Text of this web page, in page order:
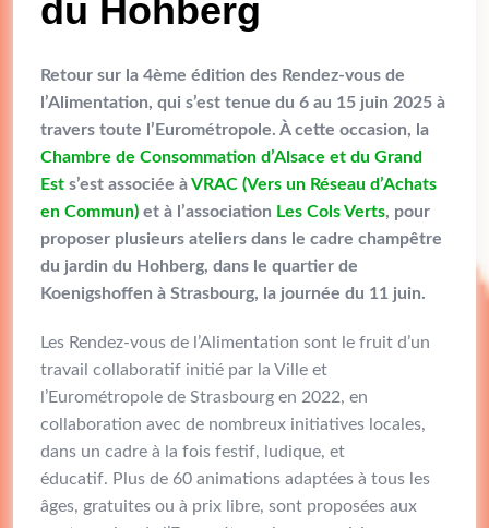
du Hohberg
Retour sur la 4ème édition des Rendez-vous de
l’Alimentation, qui s’est tenue du 6 au 15 juin 2025 à
travers toute l’Eurométropole. À cette occasion, la
Chambre de Consommation d’Alsace et du Grand
Est s’est associée àVRAC (Vers un Réseau d’Achats
en Commun) et à l’association Les Cols Verts, pour
proposer plusieurs ateliers dans le cadre champêtre
du jardin du Hohberg, dans le quartier de
Koenigshoffen à Strasbourg, la journée du 11 juin.
Les Rendez-vous de l’Alimentation sont le fruit d’un
travail collaboratif initié par la Ville et
l’Eurométropole de Strasbourg en 2022, en
collaboration avec de nombreux initiatives locales,
dans un cadre à la fois festif, ludique, et
éducatif. Plus de 60 animations adaptées à tous les
âges, gratuites ou à prix libre, sont proposées aux